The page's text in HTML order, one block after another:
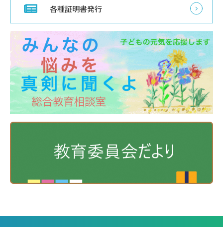
各種証明書発行